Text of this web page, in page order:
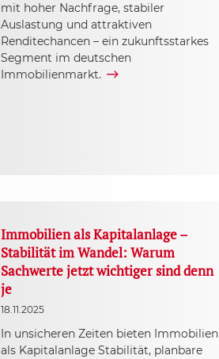
mit hoher Nachfrage, stabiler
Auslastung und attraktiven
Renditechancen – ein zukunftsstarkes
Segment im deutschen
Immobilienmarkt.
Immobilien als Kapitalanlage –
Stabilität im Wandel: Warum
Sachwerte jetzt wichtiger sind denn
je
18.11.2025
In unsicheren Zeiten bieten Immobilien
als Kapitalanlage Stabilität, planbare